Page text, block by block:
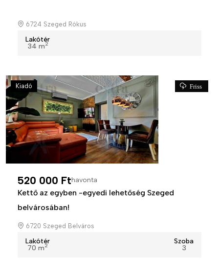
6724 Szeged Rókus
Lakótér
34 m2
Kiadó Friss
520 000 Fthavonta
Kettő az egyben -egyedi lehetőség Szeged
belvárosában!
6720 Szeged Belváros
Lakótér
70 m2
Szoba
3